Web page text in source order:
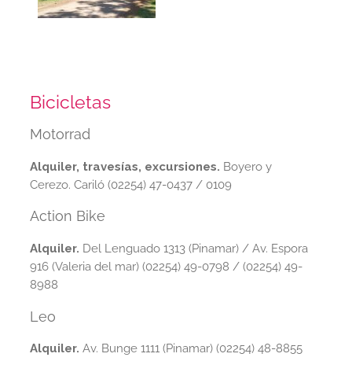
Bicicletas
Motorrad
Alquiler, travesías, excursiones. Boyero y
Cerezo. Cariló (02254) 47-0437 / 0109
Action Bike
Alquiler. Del Lenguado 1313 (Pinamar) / Av. Espora
916 (Valeria del mar) (02254) 49-0798 / (02254) 49-
8988
Leo
Alquiler. Av. Bunge 1111 (Pinamar) (02254) 48-8855